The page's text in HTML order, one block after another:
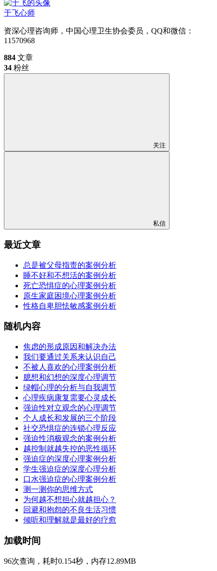
于飞心师
资深心理咨询师，中国心理卫生协会委员，QQ和微信：
11570968
884 文章
34 粉丝
关注
私信
最近文章
总是被父母指责的案例分析
睡不好和不想活的案例分析
死亡恐惧症的心理案例分析
原生家庭困境心理案例分析
性格自卑胆怯敏感案例分析
随机内容
焦虑的形成原因和解决办法
我们要通过关系来认识自己
不被人喜欢的心理案例分析
臆想和幻想的深度心理调节
绿帽心理的分析与自我调节
心理疾病康复需要心灵成长
强迫性对立观念的心理调节
个人成长和发展的三个阶段
社交恐惧症的连锁心理反应
强迫性消极观念的案例分析
越控制就越失控的恶性循环
强迫症的深度心理案例分析
学生强迫症的深度心理分析
口水强迫症的心理案例分析
测一测你的思维方式
为何越不想担心就越担心？
回避和抱怨的不良生活习惯
倾听和理解就是最好的疗愈
加载时间
96次查询，耗时0.154秒，内存12.89MB